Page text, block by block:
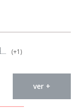
(+1)
ver +